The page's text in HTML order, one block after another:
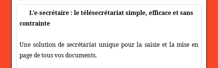
L'e-secrétaire : le télésecrétariat simple, efficace et sans
contrainte
Une solution de secrétariat unique pour la saisie et la mise en
page de tous vos documents.